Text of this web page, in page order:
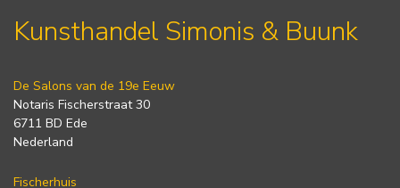
Kunsthandel Simonis & Buunk
De Salons van de 19e Eeuw
Notaris Fischerstraat 30
6711 BD Ede
Nederland
Fischerhuis